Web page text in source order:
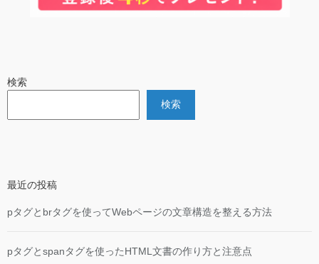
検索
検索
最近の投稿
pタグとbrタグを使ってWebページの文章構造を整える方法
pタグとspanタグを使ったHTML文書の作り方と注意点